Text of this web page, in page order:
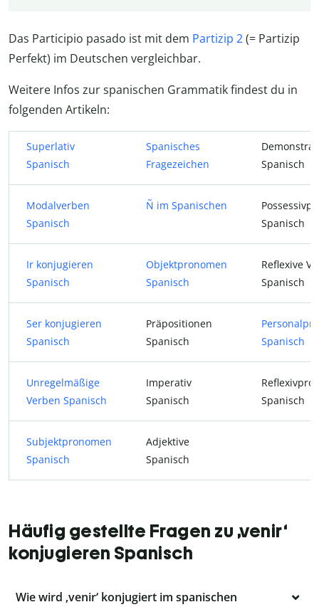
Das Participio pasado ist mit dem Partizip 2(= Partizip
Perfekt) im Deutschen vergleichbar.
Weitere Infos zur spanischen Grammatik findest du in
folgenden Artikeln:
Superlativ
Spanisch
Spanisches
Fragezeichen
Spanisch
Modalverben
Spanisch
Ñ im Spanischen
Spanisch
Ir konjugieren
Spanisch
Objektpronomen
Spanisch
Reflexive
Spanisch
Ser konjugieren
Spanisch
Präpositionen
Spanisch
Spanisch
Unregelmäßige
Verben Spanisch
Imperativ
Spanisch
Spanisch
Subjektpronomen
Spanisch
Adjektive
Spanisch
Häufig gestellte Fragen zu ‚venir‘
konjugieren Spanisch
Wie wird ‚venir‘ konjugiert im spanischen